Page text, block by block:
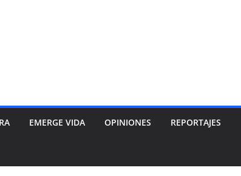
EMERGE VIDA OPINIONES REPORTAJES